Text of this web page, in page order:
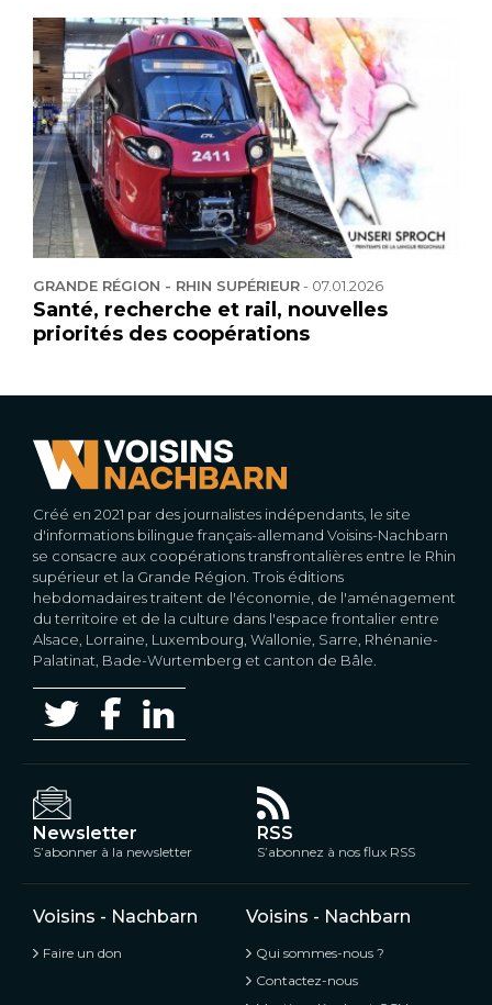
GRANDE RÉGION - RHIN SUPÉRIEUR- 07.01.2026
Santé, recherche et rail, nouvelles
priorités des coopérations
Créé en 2021 par des journalistes indépendants, le site
d'informations bilingue français-allemand Voisins-Nachbarn
se consacre aux coopérations transfrontalières entre le Rhin
supérieur et la Grande Région. Trois éditions
hebdomadaires traitent de l'économie, de l'aménagement
du territoire et de la culture dans l'espace frontalier entre
Alsace, Lorraine, Luxembourg, Wallonie, Sarre, Rhénanie-
Palatinat, Bade-Wurtemberg et canton de Bâle.
Newsletter
S’abonner à la newsletter
RSS
S’abonnez à nos flux RSS
Voisins - Nachbarn
Faire un don
Voisins - Nachbarn
Qui sommes-nous ?
Contactez-nous